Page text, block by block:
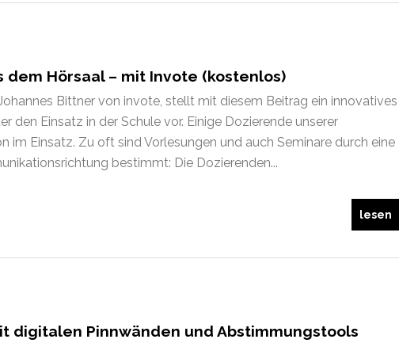
dem Hörsaal – mit Invote (kostenlos)
Bittner von invote, stellt mit diesem Beitrag ein innovatives
den Einsatz in der Schule vor. Einige Dozierende unserer
im Einsatz. Zu oft sind Vorlesungen und auch Seminare durch eine
bestimmt: Die Dozierenden...
lesen
digitalen Pinnwänden und Abstimmungstools